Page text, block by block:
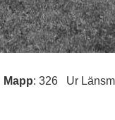
Mapp: 326
Ur